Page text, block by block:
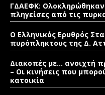
ΓΔΑΕΦΚ: Ολοκληρώθηκαν
πληγείσες από τις
Ο Ελληνικός Ερυθρός
πυρόπληκτους της Δ.
Διακοπές με… ανοιχτή
– Οι κινήσεις που
κατοικία